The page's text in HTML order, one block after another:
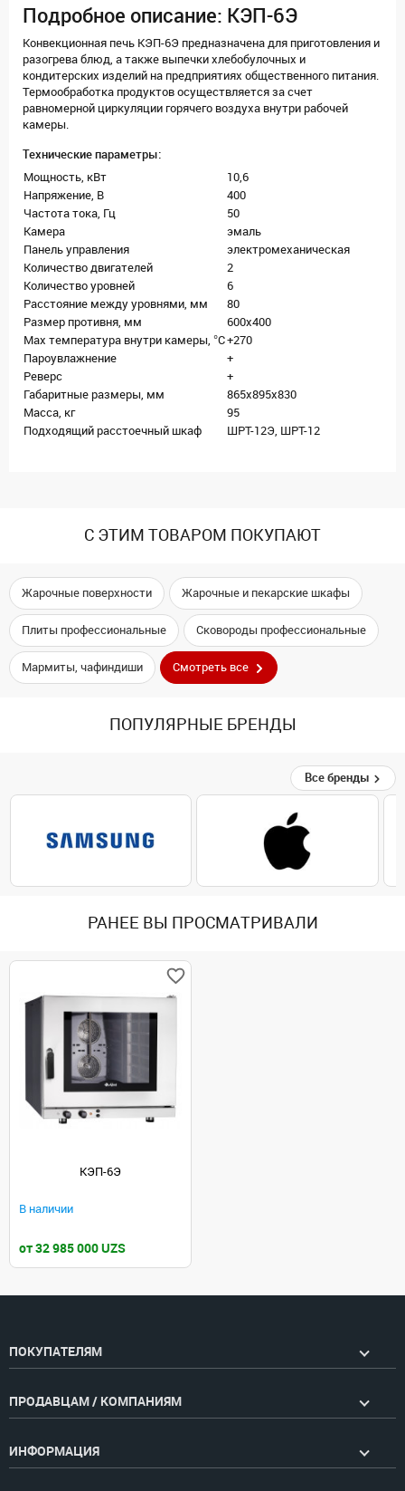
Подробное описание: КЭП-6Э
Конвекционная печь КЭП-6Э предназначена для приготовления и
разогрева блюд, а также выпечки хлебобулочных и
кондитерских изделий на предприятиях общественного питания.
Термообработка продуктов осуществляется за счет
равномерной циркуляции горячего воздуха внутри рабочей
камеры.
Технические параметры:
Мощность, кВт
10,6
Напряжение, В
400
Частота тока, Гц
50
Камера
эмаль
Панель управления
электромеханическая
Количество двигателей
2
Количество уровней
6
Расстояние между уровнями, мм
80
Размер противня, мм
600х400
Max температура внутри камеры, °С+270
Пароувлажнение
+
Реверс
+
Габаритные размеры, мм
865х895х830
Масса, кг
95
Подходящий расстоечный шкаф
ШРТ-12Э, ШРТ-12
С ЭТИМ ТОВАРОМ ПОКУПАЮТ
Жарочные поверхности Жарочные и пекарские шкафы
Плиты профессиональные Сковороды профессиональные
Мармиты, чафиндиши Смотреть все
ПОПУЛЯРНЫЕ БРЕНДЫ
Все бренды
РАНЕЕ ВЫ ПРОСМАТРИВАЛИ
КЭП-6Э
В наличии
от 32 985 000 UZS
ПОКУПАТЕЛЯМ
ПРОДАВЦАМ / КОМПАНИЯМ
ИНФОРМАЦИЯ